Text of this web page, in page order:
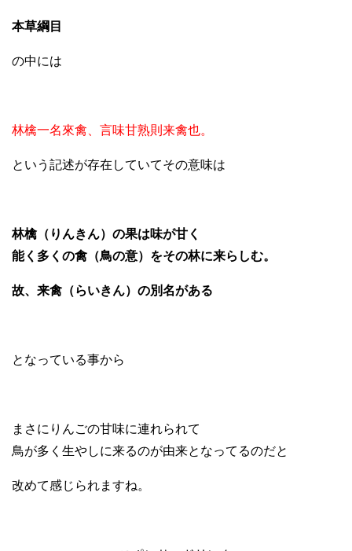
本草綱目
の中には
林檎一名來禽、言味甘熟則来禽也。
という記述が存在していてその意味は
林檎（りんきん）の果は味が甘く
能く多くの禽（鳥の意）をその林に来らしむ。
故、来禽（らいきん）の別名がある
となっている事から
まさにりんごの甘味に連れられて
鳥が多く生やしに来るのが由来となってるのだと
改めて感じられますね。